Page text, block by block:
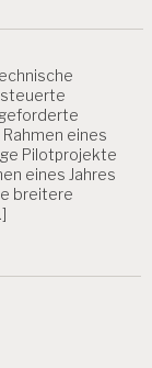
eines
Pilotprojekte
eines Jahres
breitere